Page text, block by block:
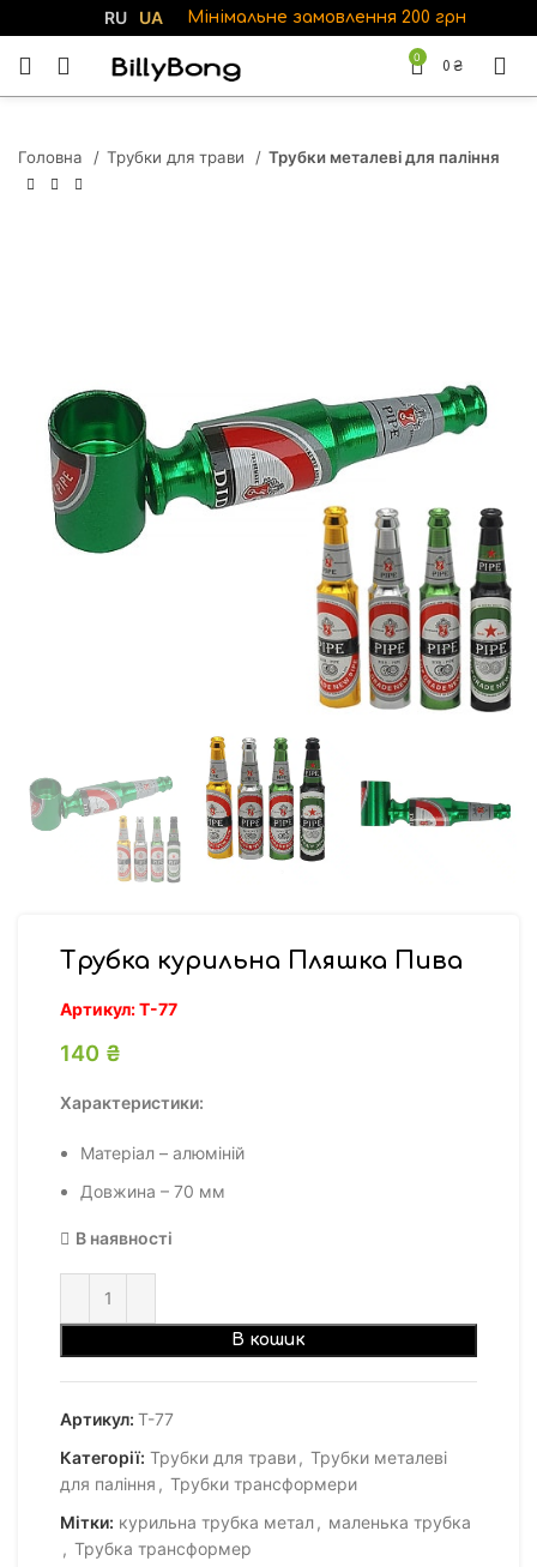
RU UA Мінімальне замовлення 200 грн
0
0 ₴
Головна Трубки для трави Трубки металеві для паління
Трубка курильна Пляшка Пива
Артикул:Т-77
140 ₴
Характеристики:
Матеріал – алюміній
Довжина – 70 мм
В наявності
В кошик
Артикул: Т-77
Категорії: Трубки для трави, Трубки металеві
для паління , Трубки трансформери
Мітки: курильна трубка метал , маленька трубка
, Трубка трансформер